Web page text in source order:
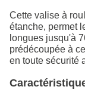
Cette valise à
étanche, permet
longues jusqu'à
prédécoupée à
en toute sécurité